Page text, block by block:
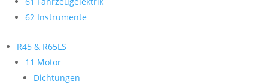
62 Instrumente
R45 & R65LS
11 Motor
Dichtungen